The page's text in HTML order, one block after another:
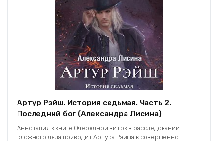
Артур Рэйш. История седьмая. Часть 2.
Последний бог (Александра Лисина)
Аннотация к книге Очередной виток в расследовании
сложного дела приводит Артура Рэйша к совершенно